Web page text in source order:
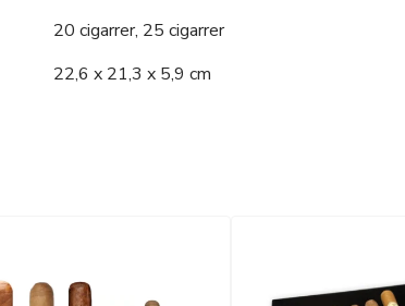
20 cigarrer, 25 cigarrer
22,6 x 21,3 x 5,9 cm